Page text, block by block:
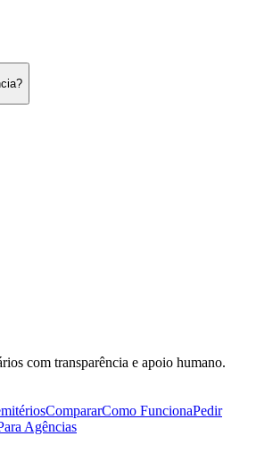
com transparência e apoio humano.
CompararComo FuncionaPedir
Agências